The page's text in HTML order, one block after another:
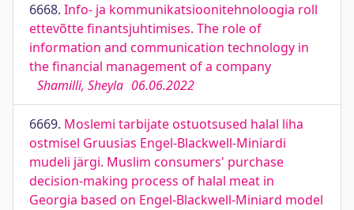
6668. Info- ja kommunikatsioonitehnoloogia roll
ettevõtte finantsjuhtimises. The role of
information and communication technology in
the financial management of a company
Shamilli, Sheyla 06.06.2022
6669. Moslemi tarbijate ostuotsused halal liha
ostmisel Gruusias Engel-Blackwell-Miniardi
mudeli järgi. Muslim consumers' purchase
decision-making process of halal meat in
Georgia based on Engel-Blackwell-Miniard model